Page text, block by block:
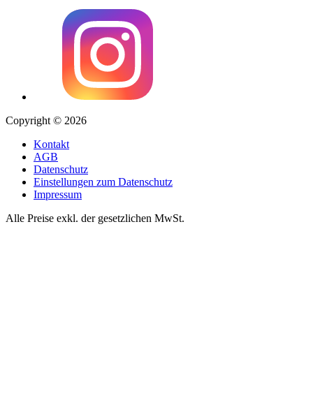
Copyright © 2026
Kontakt
AGB
Datenschutz
Einstellungen zum Datenschutz
Impressum
Alle Preise exkl. der gesetzlichen MwSt.